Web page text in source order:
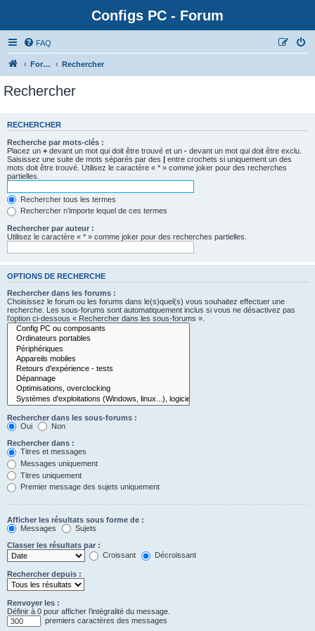
Configs PC - Forum
FAQ
Forum Rechercher
Rechercher
RECHERCHER
Recherche par mots-clés :
Placez un + devant un mot qui doit être trouvé et un - devant un mot qui doit être exclu.
Saisissez une suite de mots séparés par des | entre crochets si uniquement un des
mots doit être trouvé. Utilisez le caractère « * » comme joker pour des recherches
partielles.
Rechercher tous les termes
Rechercher n’importe lequel de ces termes
Rechercher par auteur :
Utilisez le caractère « * » comme joker pour des recherches partielles.
OPTIONS DE RECHERCHE
Rechercher dans les forums :
Choisissez le forum ou les forums dans le(s)quel(s) vous souhaitez effectuer une
recherche. Les sous-forums sont automatiquement inclus si vous ne désactivez pas
l’option ci-dessous « Rechercher dans les sous-forums ».
Rechercher dans les sous-forums :
Oui
Non
Rechercher dans :
Titres et messages
Messages uniquement
Titres uniquement
Premier message des sujets uniquement
Afficher les résultats sous forme de :
Messages
Sujets
Classer les résultats par :
Croissant
Décroissant
Rechercher depuis :
Renvoyer les :
Définir à 0 pour afficher l’intégralité du message.
premiers caractères des messages